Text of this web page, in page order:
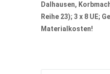
Dalhausen,
Reihe 23); 3 x 8 UE;
Materialkosten!